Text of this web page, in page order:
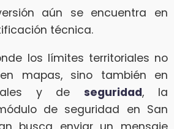
aún se encuentra en
técnica.
los límites territoriales no
mapas, sino también en
y deseguridad, la
de seguridad en San